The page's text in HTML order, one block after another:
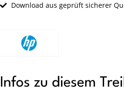
Download aus geprüft sicherer
Infos zu diesem